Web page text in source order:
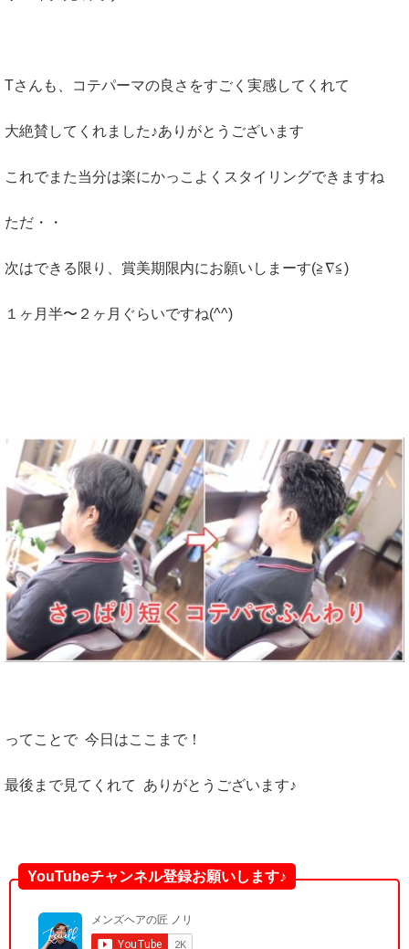
Tさんも、コテパーマの良さをすごく実感してくれて
大絶賛してくれました♪ありがとうございます
これでまた当分は楽にかっこよくスタイリングできますね
ただ・・
次はできる限り、賞美期限内にお願いしまーす(≧∇≦)
１ヶ月半〜２ヶ月ぐらいですね(^^)
ってことで 今日はここまで！
最後まで見てくれて ありがとうございます♪
YouTubeチャンネル登録お願いします♪